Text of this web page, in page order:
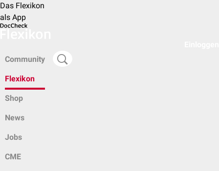
Das Flexikon
als App
Community
Flexikon
Shop
News
Jobs
CME